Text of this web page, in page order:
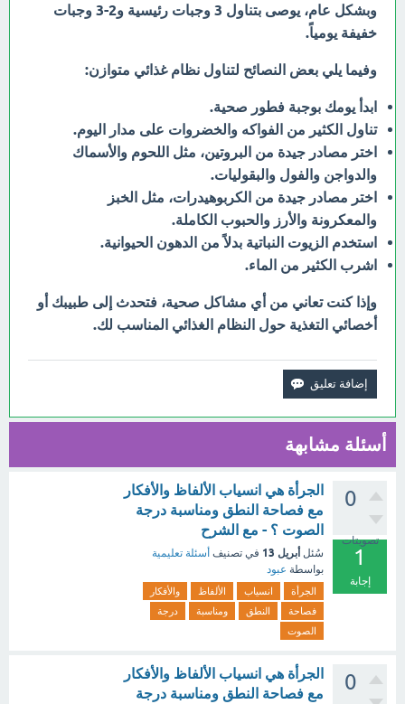
وبشكل عام، يوصى بتناول 3 وجبات رئيسية و2-3 وجبات
خفيفة يومياً.
وفيما يلي بعض النصائح لتناول نظام غذائي متوازن:
ابدأ يومك بوجبة فطور صحية.
تناول الكثير من الفواكه والخضروات على مدار اليوم.
اختر مصادر جيدة من البروتين، مثل اللحوم والأسماك
والدواجن والفول والبقوليات.
اختر مصادر جيدة من الكربوهيدرات، مثل الخبز
والمعكرونة والأرز والحبوب الكاملة.
استخدم الزيوت النباتية بدلاً من الدهون الحيوانية.
اشرب الكثير من الماء.
وإذا كنت تعاني من أي مشاكل صحية، فتحدث إلى طبيبك أو
أخصائي التغذية حول النظام الغذائي المناسب لك.
أسئلة مشابهة
0
تصويتات
1
إجابة
الجرأة هي انسياب الألفاظ والأفكار
مع فصاحة النطق ومناسبة درجة
الصوت ؟ - مع الشرح
سُئل أبريل 13 في تصنيف أسئلة تعليمية
بواسطة عبود
الجرأة انسياب الألفاظ
والأفكار
فصاحة
النطق ومناسبة
درجة
الصوت
0
الجرأة هي انسياب الألفاظ والأفكار
مع فصاحة النطق ومناسبة درجة